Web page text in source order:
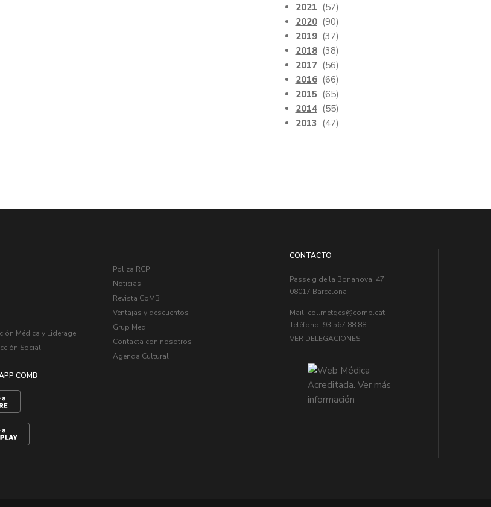
2021 (57)
2020 (90)
2019 (37)
2018 (38)
2017 (56)
2016 (66)
2015 (65)
2014 (55)
2013 (47)
Médica y Liderage
Social
COMB
Poliza RCP
Noticias
Revista CoMB
Ventajas y descuentos
Grup Med
Contacta con nosotros
Agenda Cultural
CONTACTO
Passeig de la Bonanova, 47
08017 Barcelona
Mail: col.metges
Telèfono: 93 567 88 88
VER DELEGACIONES